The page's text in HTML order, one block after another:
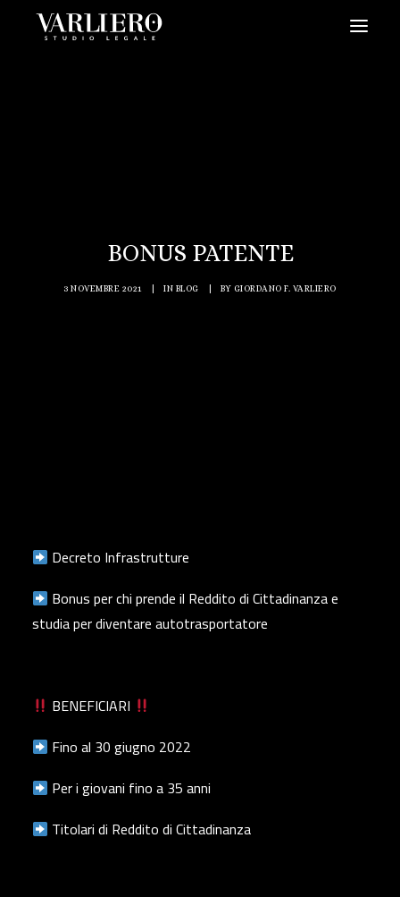
BONUS PATENTE
3 NOVEMBRE 2021 IN BLOG BY GIORDANO F. VARLIERO
Decreto Infrastrutture
Bonus per chi prende il Reddito di Cittadinanza e
studia per diventare autotrasportatore
BENEFICIARI
Fino al 30 giugno 2022
Per i giovani fino a 35 anni
Titolari di Reddito di Cittadinanza